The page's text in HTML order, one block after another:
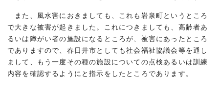
また、風水害におきましても、これも岩泉町というところ
で大きな被害が起きました。これにつきましても、高齢者あ
るいは障がい者の施設になるところが、被害にあったところ
でありますので、春日井市としても社会福祉協議会等を通し
まして、もう一度その種の施設についての点検あるいは訓練
内容を確認するようにと指示をしたところであります。